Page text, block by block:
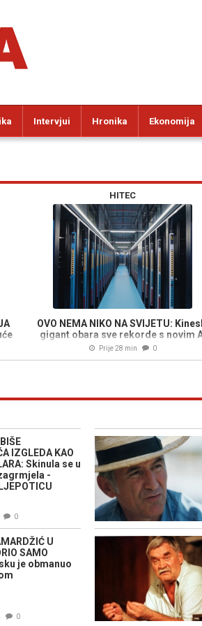
Intervjui Hronika Ekonomija
HITEC
OVO NEMA NIKO NA SVIJETU:
gigant obara sve rekorde s novim
centrom
Prije 28 min 0
IZGLEDA KAO
Skinula se u
-
0
U
SAMO
je obmanuo
0